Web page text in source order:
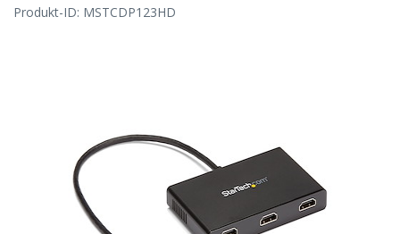
Produkt-ID: MSTCDP123HD